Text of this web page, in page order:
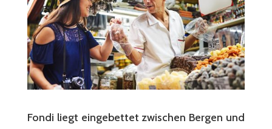
Fondi liegt eingebettet zwischen Bergen und